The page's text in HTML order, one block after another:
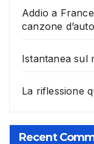
Addio a
canzone
Istantanea sul
La riflessione
Recent